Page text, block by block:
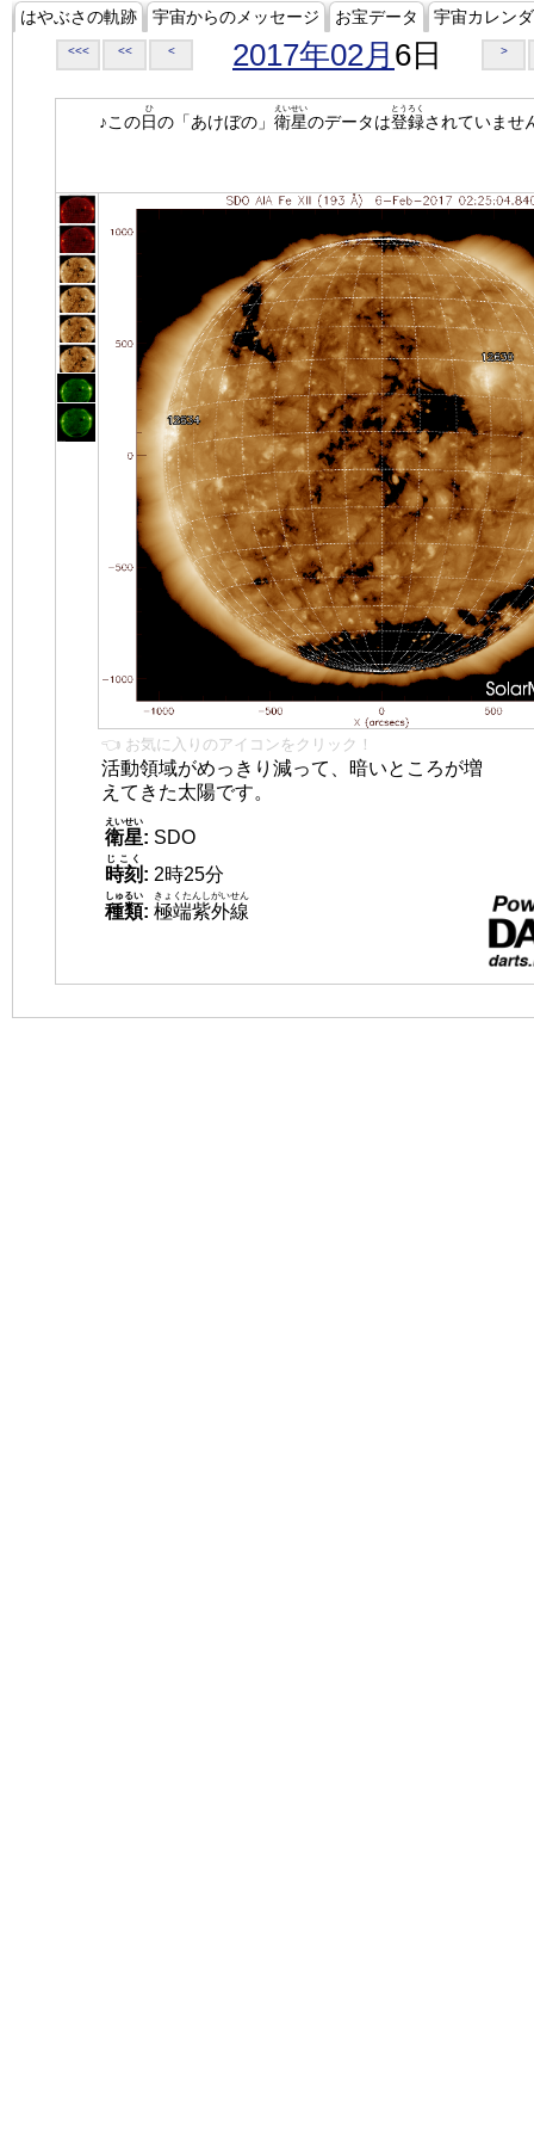
はやぶさの軌跡 宇宙からのメッセージ お宝データ 宇宙カレン
<<< << < 2017年02月 6日 >
♪この日
ひ
の「あけぼの」 衛星
えいせい
のデータは登録
とうろく
されていませ
👈 お気に入りのアイコンをクリック！
活動領域がめっきり減って、暗いところが増
えてきた太陽です。
衛星
えいせい
: SDO
時刻
じこく
: 2時25分
種類
しゅるい
: 極端紫外線
きょくたんしがいせん